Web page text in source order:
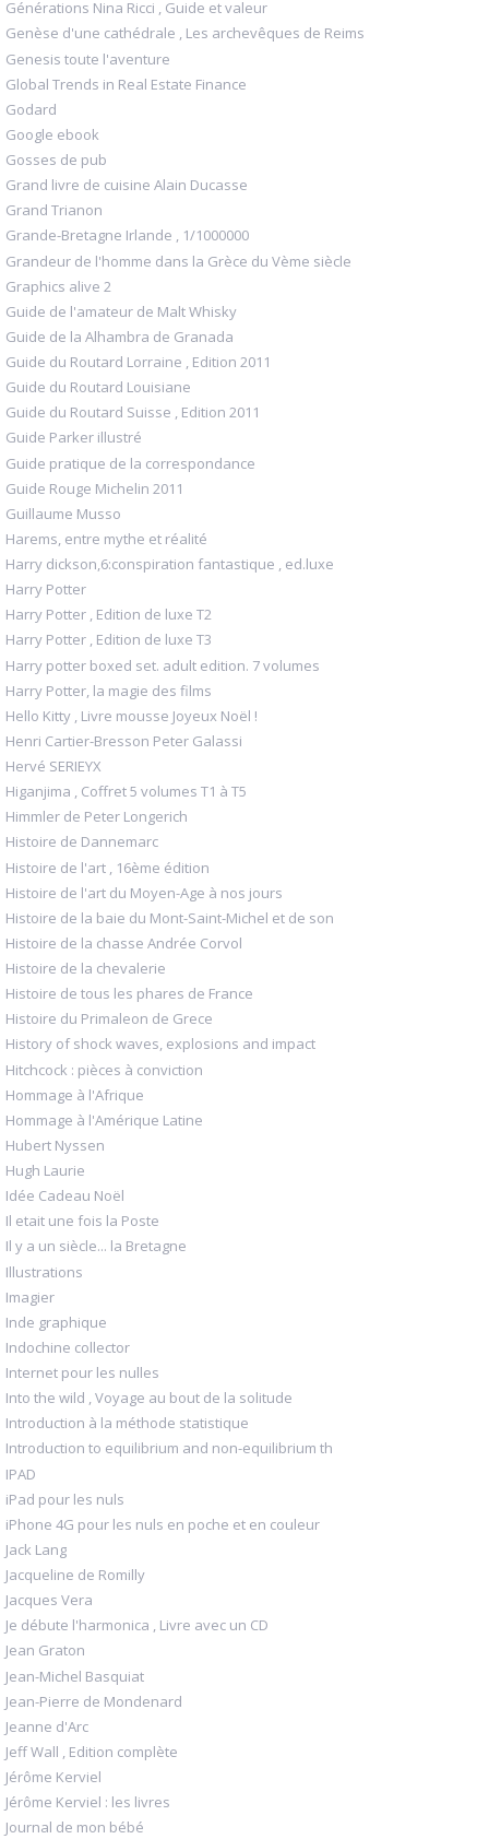
Générations Nina Ricci , Guide et valeur
Genèse d'une cathédrale , Les archevêques de Reims
Genesis toute l'aventure
Global Trends in Real Estate Finance
Godard
Google ebook
Gosses de pub
Grand livre de cuisine Alain Ducasse
Grand Trianon
Grande-Bretagne Irlande , 1/1000000
Grandeur de l'homme dans la Grèce du Vème siècle
Graphics alive 2
Guide de l'amateur de Malt Whisky
Guide de la Alhambra de Granada
Guide du Routard Lorraine , Edition 2011
Guide du Routard Louisiane
Guide du Routard Suisse , Edition 2011
Guide Parker illustré
Guide pratique de la correspondance
Guide Rouge Michelin 2011
Guillaume Musso
Harems, entre mythe et réalité
Harry dickson,6:conspiration fantastique , ed.luxe
Harry Potter
Harry Potter , Edition de luxe T2
Harry Potter , Edition de luxe T3
Harry potter boxed set. adult edition. 7 volumes
Harry Potter, la magie des films
Hello Kitty , Livre mousse Joyeux Noël !
Henri Cartier-Bresson Peter Galassi
Hervé SERIEYX
Higanjima , Coffret 5 volumes T1 à T5
Himmler de Peter Longerich
Histoire de Dannemarc
Histoire de l'art , 16ème édition
Histoire de l'art du Moyen-Age à nos jours
Histoire de la baie du Mont-Saint-Michel et de son
Histoire de la chasse Andrée Corvol
Histoire de la chevalerie
Histoire de tous les phares de France
Histoire du Primaleon de Grece
History of shock waves, explosions and impact
Hitchcock : pièces à conviction
Hommage à l'Afrique
Hommage à l'Amérique Latine
Hubert Nyssen
Hugh Laurie
Idée Cadeau Noël
Il etait une fois la Poste
Il y a un siècle... la Bretagne
Illustrations
Imagier
Inde graphique
Indochine collector
Internet pour les nulles
Into the wild , Voyage au bout de la solitude
Introduction à la méthode statistique
Introduction to equilibrium and non-equilibrium th
IPAD
iPad pour les nuls
iPhone 4G pour les nuls en poche et en couleur
Jack Lang
Jacqueline de Romilly
Jacques Vera
Je débute l'harmonica , Livre avec un CD
Jean Graton
Jean-Michel Basquiat
Jean-Pierre de Mondenard
Jeanne d'Arc
Jeff Wall , Edition complète
Jérôme Kerviel
Jérôme Kerviel : les livres
Journal de mon bébé